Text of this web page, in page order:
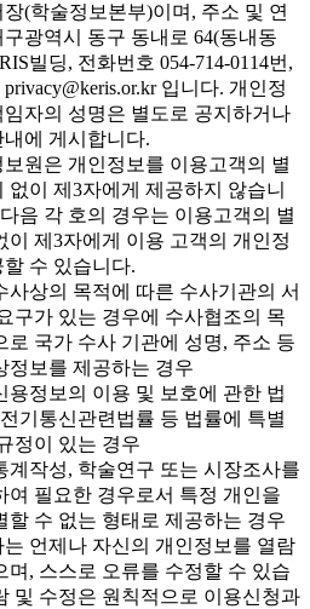
(학술정보본부)이며, 주소 및 연
구광역시 동구 동내로 64(동내동
빌딩, 전화번호 054-714-0114번,
입니다. 개인정
임자의 성명은 별도로 공지하거나
에 게시합니다.
원은 개인정보를 이용고객의 별
없이 제3자에게 제공하지 않습니
음 각 호의 경우는 이용고객의 별
이 제3자에게 이용 고객의 개인정
할 수 있습니다.
사상의 목적에 따른 수사기관의 서
구가 있는 경우에 수사협조의 목
로 국가 수사 기관에 성명, 주소 등
정보를 제공하는 경우
용정보의 이용 및 보호에 관한 법
기통신관련법률 등 법률에 특별
정이 있는 경우
계작성, 학술연구 또는 시장조사를
여 필요한 경우로서 특정 개인을
할 수 없는 형태로 제공하는 경우
언제나 자신의 개인정보를 열람
며, 스스로 오류를 수정할 수 있습
및 수정은 원칙적으로 이용신청과